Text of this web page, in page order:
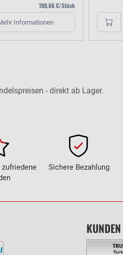
190,66 €/Stück
Informationen
- direkt ab Lager.
zufriedene
Sichere Bezahlung
KUNDEN